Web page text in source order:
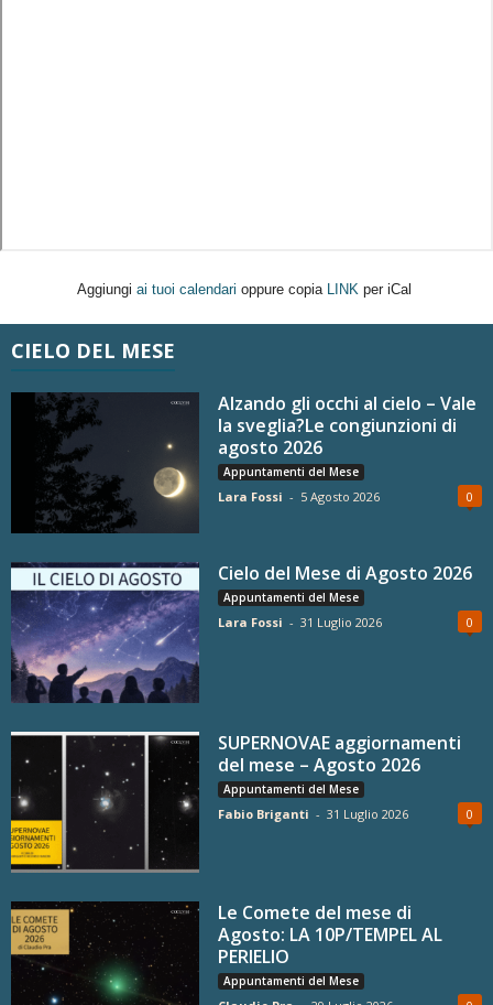
Aggiungi ai tuoi calendari oppure copia LINK per iCal
CIELO DEL MESE
Alzando gli occhi al cielo – Vale
la sveglia?Le congiunzioni di
agosto 2026
Appuntamenti del Mese
Lara Fossi - 5 Agosto 2026 0
Cielo del Mese di Agosto 2026
Appuntamenti del Mese
Lara Fossi - 31 Luglio 2026 0
SUPERNOVAE aggiornamenti
del mese – Agosto 2026
Appuntamenti del Mese
Fabio Briganti - 31 Luglio 2026 0
Le Comete del mese di
Agosto: LA 10P/TEMPEL AL
PERIELIO
Appuntamenti del Mese